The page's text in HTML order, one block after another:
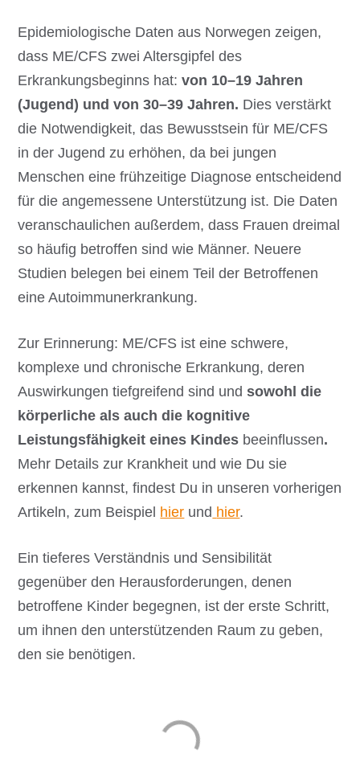
Epidemiologische Daten aus Norwegen zeigen,
dass ME/CFS zwei Altersgipfel des
Erkrankungsbeginns hat:von 10–19 Jahren
(Jugend) und von 30–39 Jahren. Dies verstärkt
die Notwendigkeit, das Bewusstsein für ME/CFS
in der Jugend zu erhöhen, da bei jungen
Menschen eine frühzeitige Diagnose entscheidend
für die angemessene Unterstützung ist. Die Daten
veranschaulichen außerdem, dass Frauen dreimal
so häufig betroffen sind wie Männer. Neuere
Studien belegen bei einem Teil der Betroffenen
eine Autoimmunerkrankung.
Zur Erinnerung: ME/CFS ist eine schwere,
komplexe und chronische Erkrankung, deren
Auswirkungen tiefgreifend sind undsowohl die
körperliche als auch die kognitive
Leistungsfähigkeit eines Kindes beeinflussen.
Mehr Details zur Krankheit und wie Du sie
erkennen kannst, findest Du in unseren vorherigen
Artikeln, zum Beispiel hier und hier.
Ein tieferes Verständnis und Sensibilität
gegenüber den Herausforderungen, denen
betroffene Kinder begegnen, ist der erste Schritt,
um ihnen den unterstützenden Raum zu geben,
den sie benötigen.